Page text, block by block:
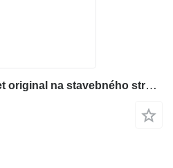
Piest SET piston complet original na stavebného stroja Deutz FL912